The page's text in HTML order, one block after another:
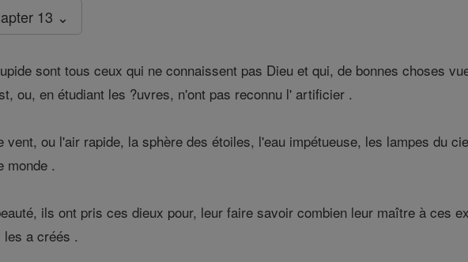
13 ⌄
sont tous ceux qui ne connaissent pas Dieu et qui, de bonnes choses
ou, en étudiant les ?uvres, n'ont pas reconnu l' artificier .
vent, ou l'air rapide, la sphère des étoiles, l'eau impétueuse, les lampes du
monde .
ils ont pris ces dieux pour, leur faire savoir combien leur maître à ces
les a créés .